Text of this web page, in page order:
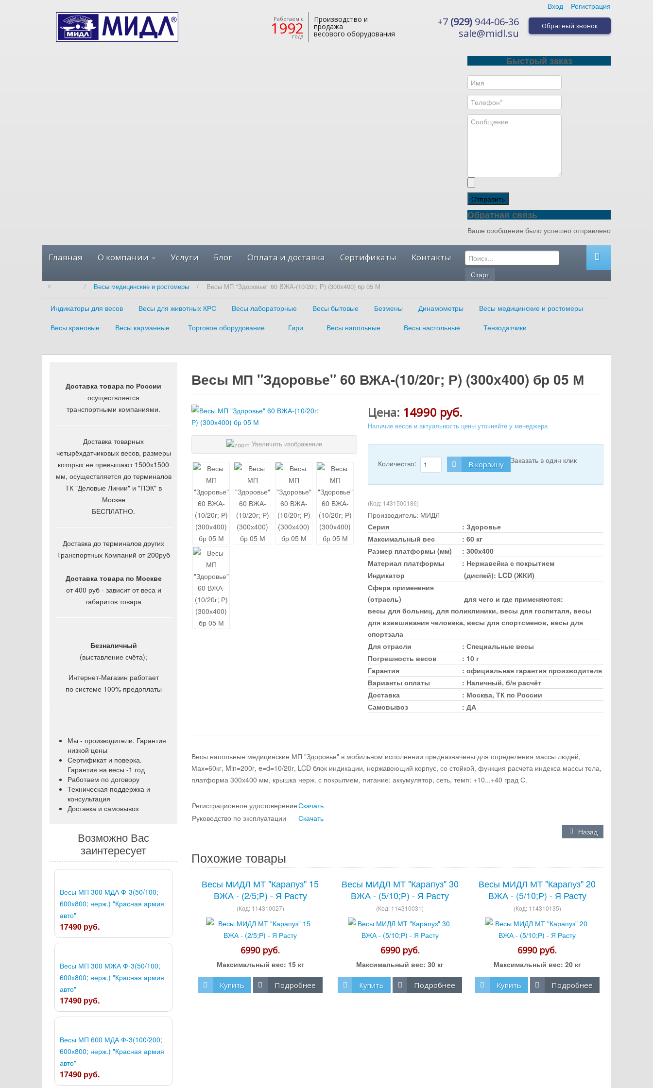
Вход Регистрация
Работаем с
1992
года
Производство и
продажа
весового оборудования
+7 (929) 944-06-36
sale@midl.su
Обратный звонок
Быстрый заказ
Отправить
Обратная связь
Ваше сообщение было успешно отправлено
Главная О компании Услуги Блог Оплата и доставка Сертификаты Контакты
/ Весы медицинские и ростомеры / Весы МП "Здоровье" 60 ВЖА-(10/20г; Р) (300х400) бр 05 М
Индикаторы для весов Весы для животных КРС Весы лабораторные Весы бытовые Безмены Динамометры Весы медицинские и ростомеры
Весы крановые Весы карманные Торговое оборудование Гири Весы напольные Весы настольные Тензодатчики
Весы МП "Здоровье" 60 ВЖА-(10/20г; Р) (300х400) бр 05 М
Увеличить изображение
Цена: 14990 руб.
Наличие весов и актуальность цены уточняйте у менеджера
Количество: В корзину Заказать в один клик
(Код: 1431500186)
Производитель: МИДЛ
Серия
: Здоровье
Максимальный вес
: 60 кг
Размер платформы (мм)
: 300х400
Материал платформы
: Нержавейка с покрытием
Индикатор
(диспей): LCD (ЖКИ)
Сфера применения
(отрасль)
для чего и где применяются:
весы для больниц, для поликлиники, весы для госпиталя, весы
для взвешивания человека, весы для спортсменов, весы для
спортзала
Для отрасли
: Специальные весы
Погрешность весов
: 10 г
Гарантия
: официальная гарантия производителя
Варианты оплаты
: Наличный, б/н расчёт
Доставка
: Москва, ТК по России
Самовывоз
: ДА
Весы напольные медицинские МП "Здоровье" в мобильном исполнении предназначены для определения массы людей,
Мах=60кг, Min=200г, e=d=10/20г, LCD блок индикации, нержавеющий корпус, со стойкой, функция расчета индекса массы тела,
платформа 300х400 мм, крышка нерж. с покрытием, питание: аккумулятор, сеть, темп: +10...+40 град С.
Регистрационное удостоверениеСкачать
Руководство по эксплуатации
Скачать
Назад
Похожие товары
Весы МИДЛ МТ "Карапуз" 15
ВЖА - (2/5;Р) - Я Расту
(Код: 114310027)
6990 руб.
Максимальный вес: 15 кг
Купить Подробнее
Весы МИДЛ МТ "Карапуз" 30
ВЖА - (5/10;Р) - Я Расту
(Код: 114310031)
6990 руб.
Максимальный вес: 30 кг
Купить Подробнее
Весы МИДЛ МТ "Карапуз" 20
ВЖА - (5/10;Р) - Я Расту
(Код: 114310135)
6990 руб.
Максимальный вес: 20 кг
Купить Подробнее
Доставка товара по России
осуществляется
транспортными компаниями.
Доставка товарных
четырёхдатчиковых весов, размеры
которых не превышают 1500х1500
мм, осуществляется до терминалов
ТК "Деловые Линии" и "ПЭК" в
Москве
БЕСПЛАТНО.
Доставка до терминалов других
Транспортных Компаний от 200руб
Доставка товара по Москве
от 400 руб - зависит от веса и
габаритов товара
Безналичный
(выставление счёта);
Интернет-Магазин работает
по системе 100% предоплаты
Мы - производители. Гарантия
низкой цены
Сертификат и поверка.
Гарантия на весы -1 год
Работаем по договору
Техническая поддержка и
консультация
Доставка и самовывоз
Возможно Вас
заинтересует
Весы МП 300 МДА Ф-3(50/100;
600х800; нерж.) "Красная армия
авто"
17490 руб.
Весы МП 300 МЖА Ф-3(50/100;
600х800; нерж.) "Красная армия
авто"
17490 руб.
Весы МП 600 МДА Ф-3(100/200;
600х800; нерж.) "Красная армия
авто"
17490 руб.